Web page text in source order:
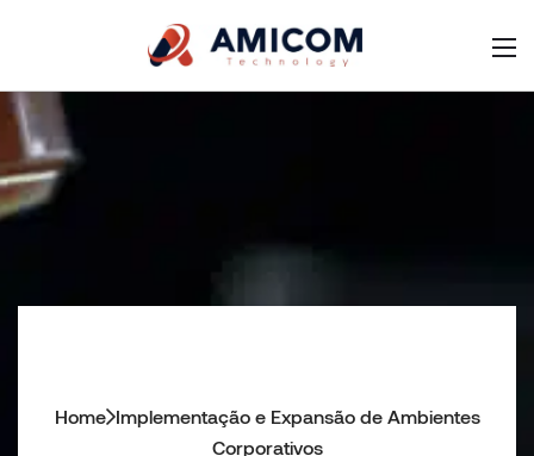
Home Implementação e Expansão de Ambientes
Corporativos